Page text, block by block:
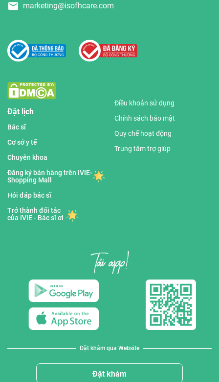
marketing@isofhcare.com
Đặt lịch
Bác sĩ
Cơ sở y tế
Chuyên khoa
Đăng ký bán hàng trên IVIE-
Shopping Mall
Hỏi đáp bác sĩ
Trở thành đối tác
của IVIE - Bác sĩ ơi
Điều khoản sử dụng
Chính sách bảo mật
Quy chế hoạt động
Trung tâm trợ giúp
Đặt khám qua Website
Đặt khám